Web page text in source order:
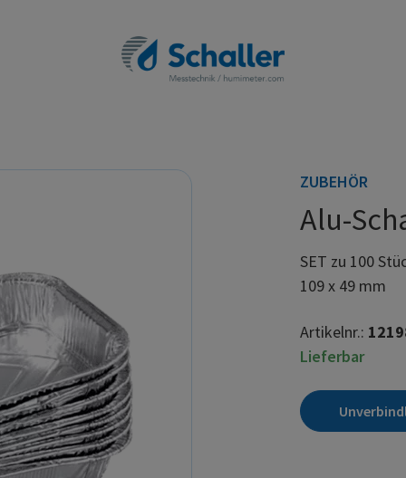
ZUBEHÖR
Alu-
SET zu 100
109 x 49 mm
Artikelnr.:
Lieferbar